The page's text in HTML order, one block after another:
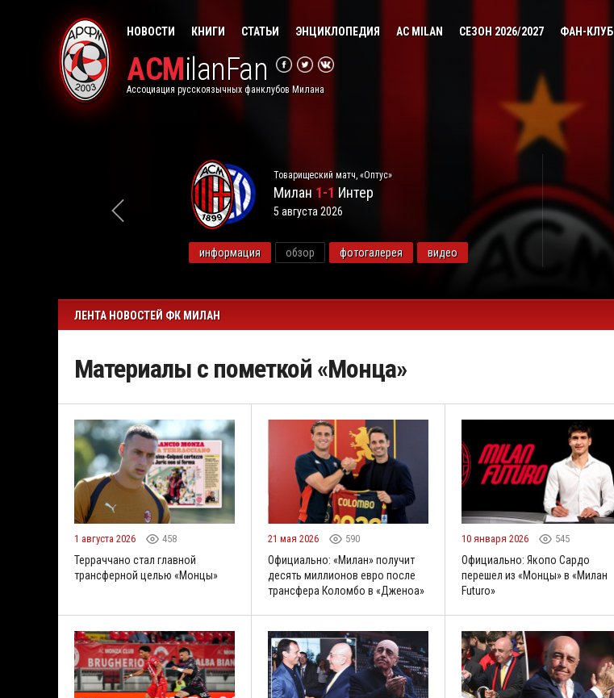
НОВОСТИ КНИГИ СТАТЬИ ЭНЦИКЛОПЕДИЯ AC MILAN СЕЗОН 2026/2027 ФАН-КЛУБ
ACMilanFan
Ассоциация русскоязычных фанклубов Милана
Товарищеский матч, «Оптус»
Милан 1-1 Интер
5 августа 2026
информация обзор фотогалерея видео
ЛЕНТА НОВОСТЕЙ ФК МИЛАН
Материалы с пометкой «Монца»
1 августа 2026 458
Терраччано стал главной
трансферной целью «Монцы»
21 мая 2026 590
Официально: «Милан» получит
десять миллионов евро после
трансфера Коломбо в «Дженоа»
10 января 2026 545
Официально: Якопо Сардо
перешел из «Монцы» в «Милан
Futuro»